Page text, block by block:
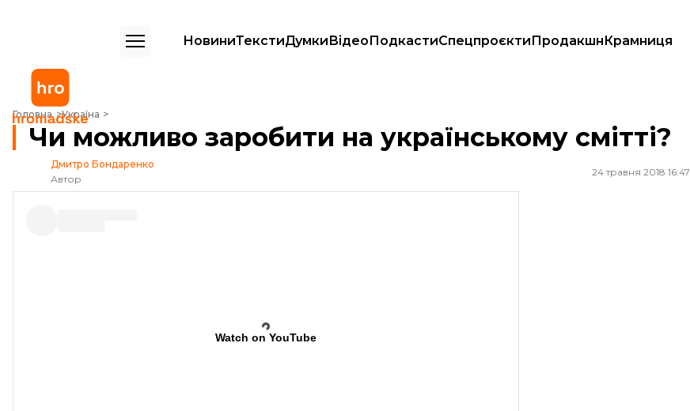
НовиниТекстиДумкиВідеоПодкастиСпецпроєктиПродакшнКрамниця
Головна Україна
Чи можливо заробити на українському смітті?
Чи можливо заробити на українському смітті?
Дмитро Бондаренко
Автор
24 травня 2018 16:47
Watch on YouTube